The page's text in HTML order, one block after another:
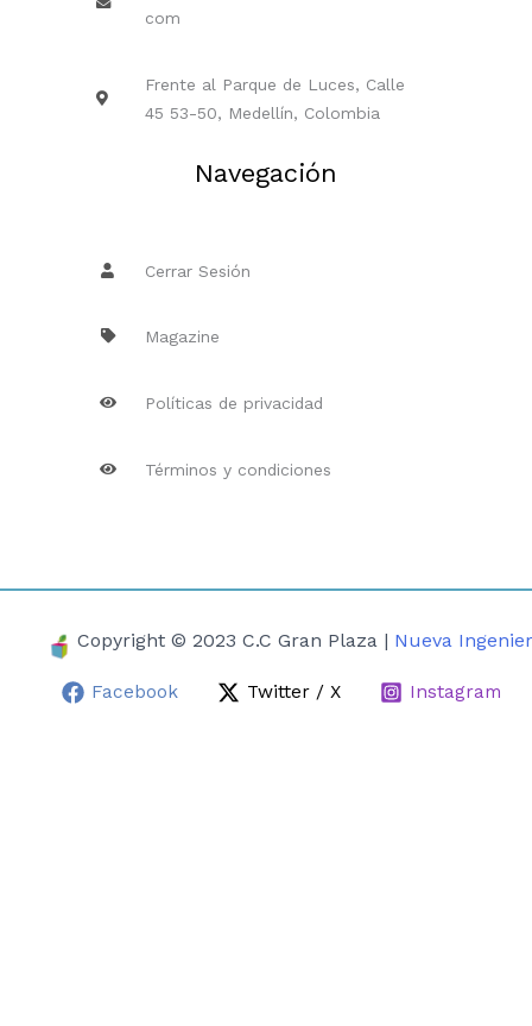
com
Frente al Parque de Luces, Calle
45 53-50, Medellín, Colombia
Navegación
Cerrar Sesión
Magazine
Políticas de privacidad
Términos y condiciones
Copyright © 2023 C.C Gran Plaza | Nueva
Facebook Twitter / X Instagram